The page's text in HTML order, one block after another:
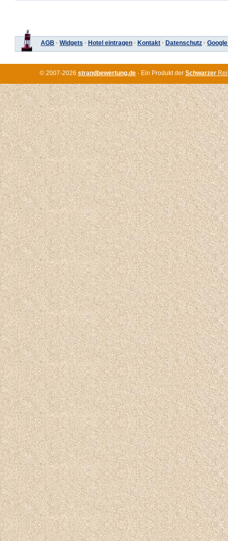
AGB · Widgets · Hotel eintragen · Kontakt · Datenschutz ·
© 2007-2026 strandbewertung.de · Ein Produkt der Schwarzer